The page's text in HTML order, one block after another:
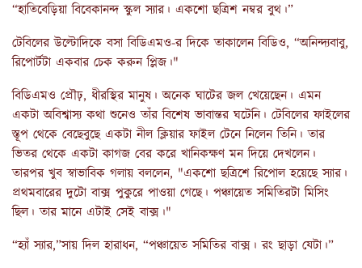
“হাতিবেড়িয়া বিবেকানন্দ স্কুল স্যার। একশো ছত্রিশ নম্বর বুথ।”
টেবিলের উল্টোদিকে বসা বিডিএমও-র দিকে তাকালেন বিডিও, “অনিন্দ্যবাবু,
রিপোর্টটা একবার চেক করুন প্লিজ।"
বিডিএমও প্রৌঢ়, ধীরস্থির মানুষ। অনেক ঘাটের জল খেয়েছেন। এমন
একটা অবিশ্বাস্য কথা শুনেও তাঁর বিশেষ ভাবান্তর ঘটেনি। টেবিলের ফাইলের
স্তূপ থেকে বেছেবুছে একটা নীল ক্লিয়ার ফাইল টেনে নিলেন তিনি। তার
ভিতর থেকে একটা কাগজ বের করে খানিকক্ষণ মন দিয়ে দেখলেন।
তারপর খুব স্বাভাবিক গলায় বললেন, "একশো ছত্রিশে রিপোল হয়েছে স্যার।
প্রথমবারের দুটো বাক্স পুকুরে পাওয়া গেছে। পঞ্চায়েত সমিতিরটা মিসিং
ছিল। তার মানে এটাই সেই বাক্স।"
“হ্যাঁ স্যার,”সায় দিল হারাধন, “পঞ্চায়েত সমিতির বাক্স। রং ছাড়া যেটা।”